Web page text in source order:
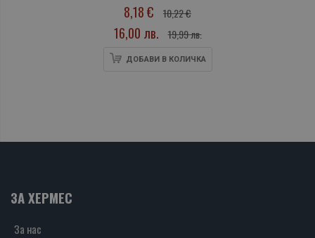
8,18 € 10,22 €
16,00 лв. 19,99 лв.
ДОБАВИ В КОЛИЧКА
ЗА ХЕРМЕС
За нас